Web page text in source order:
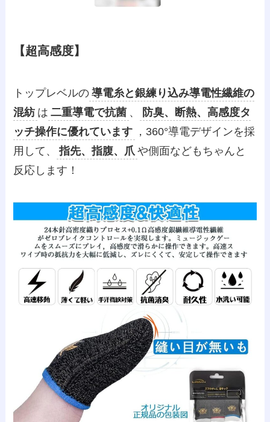
【超高感度】
トップレベルの 導電糸と銀練り込み導電性繊維の
混紡 は 二重導電で抗菌 、
防臭、断熱、高感度タ
ッチ操作に優れています ，360°導電デザインを採
用して、
指先、指腹、爪 や側面などもちゃんと
反応します！